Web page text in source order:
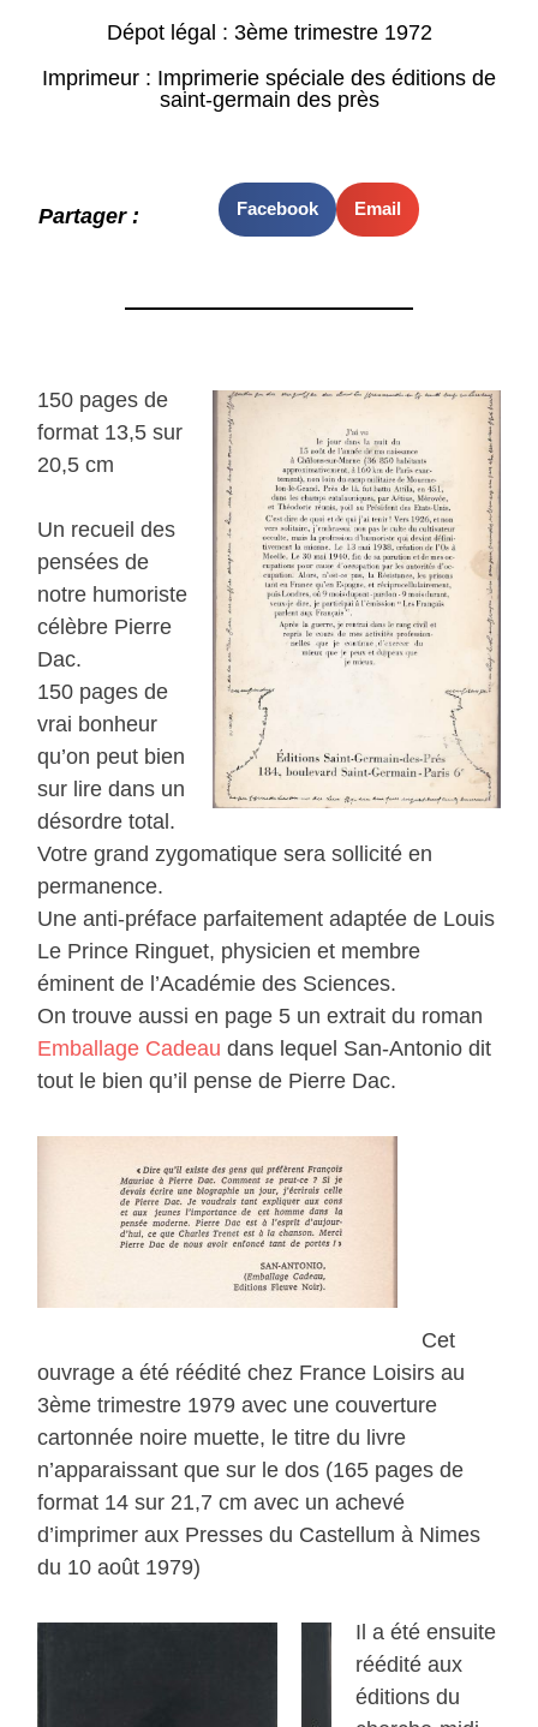
Dépot légal : 3ème trimestre 1972
Imprimeur : Imprimerie spéciale des éditions de
saint-germain des près
Partager : Facebook Email
150 pages de
format 13,5 sur
20,5 cm
Un recueil des
pensées de
notre humoriste
célèbre Pierre
Dac.
150 pages de
vrai bonheur
qu’on peut bien
sur lire dans un
désordre total.
Votre grand zygomatique sera sollicité en
permanence.
Une anti-préface parfaitement adaptée de Louis
Le Prince Ringuet, physicien et membre
éminent de l’Académie des Sciences.
On trouve aussi en page 5 un extrait du roman
Emballage Cadeau dans lequel San-Antonio dit
tout le bien qu’il pense de Pierre Dac.
Cet
ouvrage a été réédité chez France Loisirs au
3ème trimestre 1979 avec une couverture
cartonnée noire muette, le titre du livre
n’apparaissant que sur le dos (165 pages de
format 14 sur 21,7 cm avec un achevé
d’imprimer aux Presses du Castellum à Nimes
du 10 août 1979)
Il a été ensuite
réédité aux
éditions du